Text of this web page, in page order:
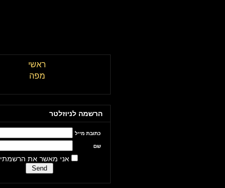
ראשי
מפה
הרשמה לניוזלטר
כתובת מייל
שם
אני מאשר את הרשמתי